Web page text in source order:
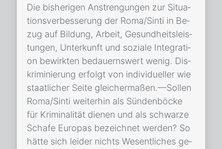
Die bis­he­ri­gen An­stren­gun­gen zur Si­tua­
ti­ons­ver­bes­se­rung der Roma/​Sin­ti in Be­
zug auf Bil­dung, Ar­beit, Ge­sund­heits­leis­
tun­gen, Un­ter­kunft und so­zia­le In­te­gra­ti­
on be­wirk­ten be­dau­erns­wert we­nig. Dis­
kri­mi­nie­rung er­folgt von in­di­vi­du­el­ler wie
staat­li­cher Sei­te glei­cher­ma­ßen.—Sol­len
Roma/​Sin­ti wei­ter­hin als Sün­den­bö­cke
für Kri­mi­na­li­tät die­nen und als schwar­ze
Scha­fe Eu­ro­pas be­zeich­net wer­den? So
hät­te sich lei­der nichts We­sent­li­ches ge­